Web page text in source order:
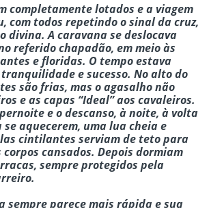
completamente lotados e a viagem
com todos repetindo o sinal da cruz,
divina. A caravana se deslocava
referido chapadão, em meio às
e floridas. O tempo estava
e sucesso. No alto do
são frias, mas o agasalho não
e as capas “Ideal” aos cavaleiros.
e o descanso, à noite, à volta
aquecerem, uma lua cheia e
cintilantes serviam de teto para
cansados. Depois dormiam
sempre protegidos pela
sempre parece mais rápida e sua